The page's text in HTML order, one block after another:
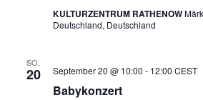
KULTURZENTRUM RATHENOW
Deutschland, Deutschland
SO.
20
Babykonzert
September 20 @ 10:00 - 12:00 CEST